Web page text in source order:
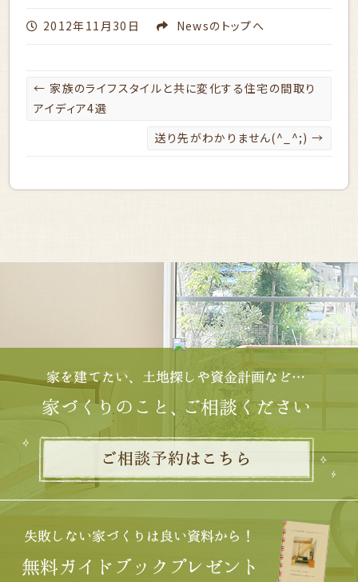
2012年11月30日 Newsのトップへ
← 家族のライフスタイルと共に変化する住宅の間取り
アイディア4選
送り先がわかりません(^_^;)→